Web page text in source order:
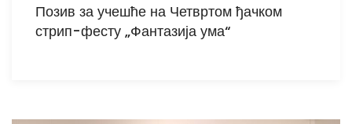
Позив за учешће на Четвртом ђачком
стрип-фесту „Фантазија ума“